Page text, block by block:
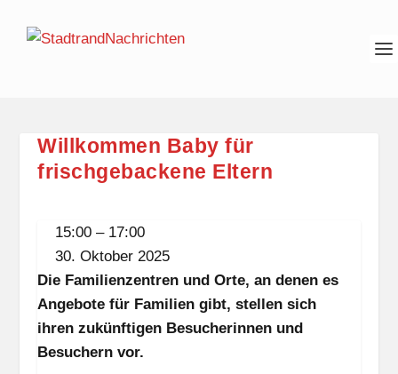
Willkommen Baby für
frischgebackene Eltern
Willkommen
Baby
für
frischgebackene
Eltern
15:00 – 17:00
30. Oktober 2025
Die Familienzentren und Orte, an denen es
Angebote für Familien gibt, stellen sich
ihren zukünftigen Besucherinnen und
Besuchern vor.